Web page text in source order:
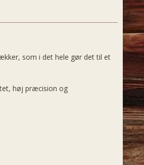
som i det hele gør det til et
høj præcision og